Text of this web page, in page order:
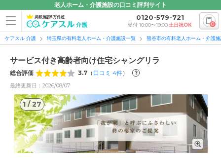
老人ホーム・介護施設の口コミ評判サイト
掲載施設5万件超 0120-579-721
受付 10:00〜19:00土日祝OK 0
ケアスル 介護 埼玉県の有料老人ホーム・介護施設一覧 熊谷市の有料老人ホーム・介護
サービス付き高齢者向け住宅シャングリラ
総合評価 3.7 （ 口コミ 4件） ?
最終更新日：2026/08/07
1 /27
1/27